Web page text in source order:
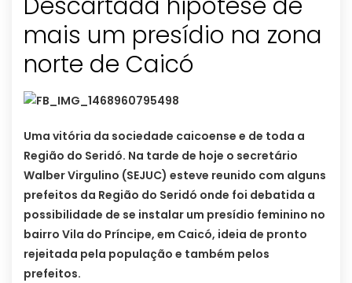
mais um presídio na zona
norte de Caicó
Uma vitória da sociedade caicoense e de toda a
Região do Seridó. Na tarde de hoje o secretário
Walber Virgulino (SEJUC) esteve reunido com alguns
prefeitos da Região do Seridó onde foi debatida a
possibilidade de se instalar um presídio feminino no
bairro Vila do Príncipe, em Caicó, ideia de pronto
rejeitada pela população e também pelos
prefeitos.